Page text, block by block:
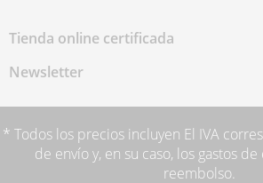
Tienda online certificada
Newsletter
* Todos los precios incluyen El IVA
de envíoy, en su caso, los gastos
reembolso.